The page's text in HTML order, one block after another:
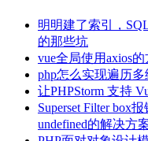
明明建了索引，
的那些坑
vue全局使用axios
php怎么实现遍历
让PHPStorm 支持
Superset Filter box报
undefined的解决方